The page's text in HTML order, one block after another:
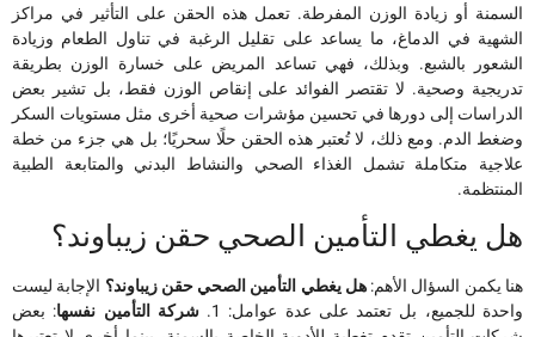
السمنة أو زيادة الوزن المفرطة. تعمل هذه الحقن على التأثير في مراكز
الشهية في الدماغ، ما يساعد على تقليل الرغبة في تناول الطعام وزيادة
الشعور بالشبع. وبذلك، فهي تساعد المريض على خسارة الوزن بطريقة
تدريجية وصحية. لا تقتصر الفوائد على إنقاص الوزن فقط، بل تشير بعض
الدراسات إلى دورها في تحسين مؤشرات صحية أخرى مثل مستويات السكر
وضغط الدم. ومع ذلك، لا تُعتبر هذه الحقن حلًا سحريًا؛ بل هي جزء من خطة
علاجية متكاملة تشمل الغذاء الصحي والنشاط البدني والمتابعة الطبية
المنتظمة.
هل يغطي التأمين الصحي حقن زيباوند؟
هنا يكمن السؤال الأهم:هل يغطي التأمين الصحي حقن زيباوند؟ الإجابة ليست
واحدة للجميع، بل تعتمد على عدة عوامل: 1.
شركة التأمين نفسها: بعض